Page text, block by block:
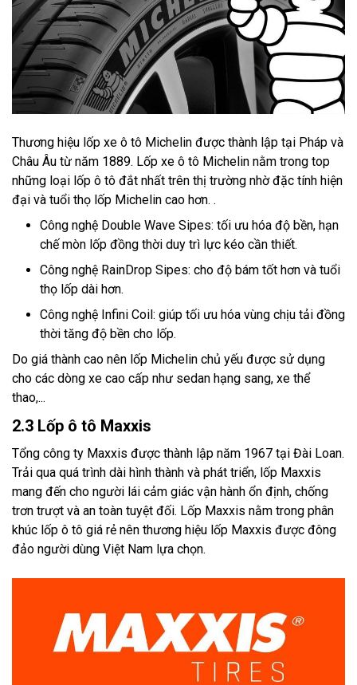
Thương hiệu lốp xe ô tô Michelin được thành lập tại Pháp và
Châu Âu từ năm 1889. Lốp xe ô tô Michelin nằm trong top
những loại lốp ô tô đắt nhất trên thị trường nhờ đặc tính hiện
đại và tuổi thọ lốp Michelin cao hơn. .
Công nghệ Double Wave Sipes: tối ưu hóa độ bền, hạn
chế mòn lốp đồng thời duy trì lực kéo cần thiết.
Công nghệ RainDrop Sipes: cho độ bám tốt hơn và tuổi
thọ lốp dài hơn.
Công nghệ Infini Coil: giúp tối ưu hóa vùng chịu tải đồng
thời tăng độ bền cho lốp.
Do giá thành cao nên lốp Michelin chủ yếu được sử dụng
cho các dòng xe cao cấp như sedan hạng sang, xe thể
thao,...
2.3 Lốp ô tô Maxxis
Tổng công ty Maxxis được thành lập năm 1967 tại Đài Loan.
Trải qua quá trình dài hình thành và phát triển, lốp Maxxis
mang đến cho người lái cảm giác vận hành ổn định, chống
trơn trượt và an toàn tuyệt đối. Lốp Maxxis nằm trong phân
khúc lốp ô tô giá rẻ nên thương hiệu lốp Maxxis được đông
đảo người dùng Việt Nam lựa chọn.